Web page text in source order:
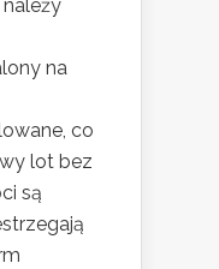
na
co
lot bez
są